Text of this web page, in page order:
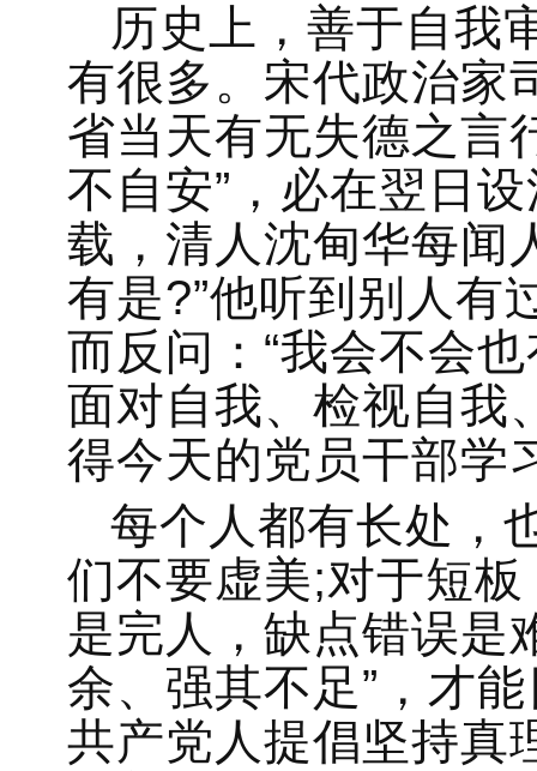
历史上，善于自我
有很多。宋代政治家
省当天有无失德之言
不自安”，必在翌日
载，清人沈甸华每闻
有是?”他听到别人有
而反问：“我会不会
面对自我、检视自我
得今天的党员干部学
每个人都有长处，
们不要虚美;对于短
是完人，缺点错误是
余、强其不足”，才
共产党人提倡坚持真